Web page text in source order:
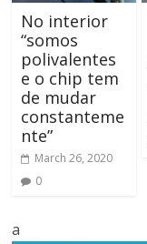
No interior
“somos
polivalentes
e o chip tem
de mudar
constanteme
nte”
March 26, 2020
0
a